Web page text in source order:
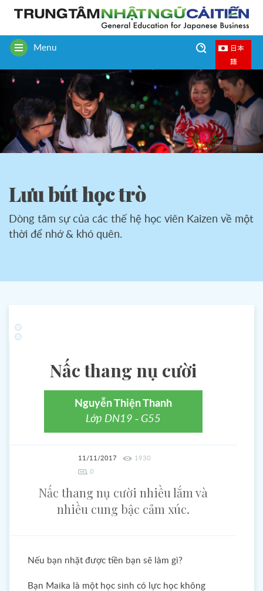
ToggleMenu
日本
語
Lưu bút học trò
Dòng tâm sự của các thế hệ học viên Kaizen về một
thời để nhớ & khó quên.
Nấc thang nụ cười
Nguyễn Thiện Thanh
Lớp DN19 - G55
11/11/2017 1930
0
Nấc thang nụ cười nhiều lắm và
nhiều cung bậc cảm xúc.
Nếu bạn nhặt được tiền bạn sẽ làm gì?
Bạn Maika là một học sinh có lực học không